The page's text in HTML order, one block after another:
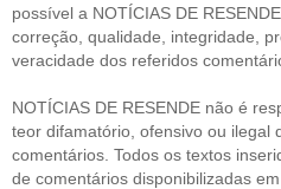
possível a NOTÍCIAS DE
correção, qualidade, integridade,
veracidade dos referidos
NOTÍCIAS DE RESENDE não é
teor difamatório, ofensivo ou ilegal
comentários. Todos os textos
de comentários disponibilizadas em